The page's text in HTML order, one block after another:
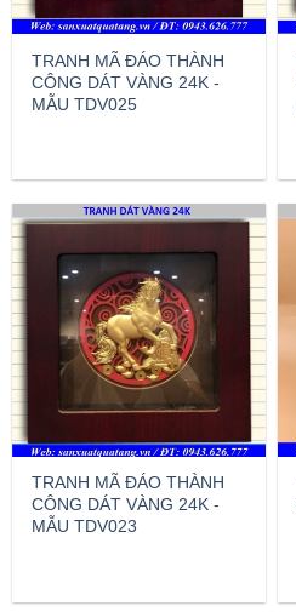
TRANH MÃ ĐÁO THÀNH
CÔNG DÁT VÀNG 24K -
MẪU TDV025
TRANH MÃ ĐÁO THÀNH
CÔNG DÁT VÀNG 24K -
MẪU TDV023